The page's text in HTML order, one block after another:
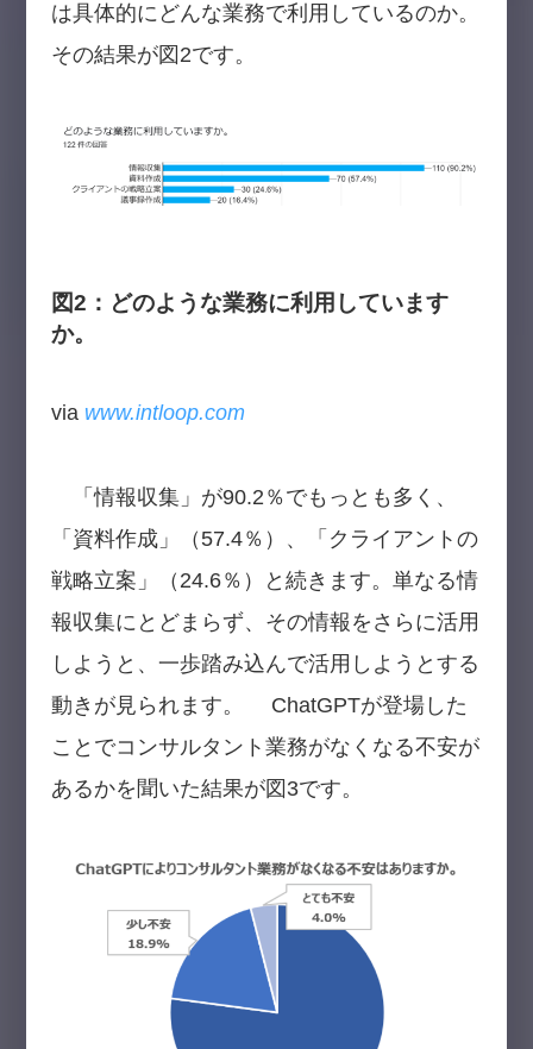
は具体的にどんな業務で利用しているのか。
その結果が図2です。
図2：どのような業務に利用しています
か。
via www.intloop.com
「情報収集」が90.2％でもっとも多く、
「資料作成」（57.4％）、「クライアントの
戦略立案」（24.6％）と続きます。単なる情
報収集にとどまらず、その情報をさらに活用
しようと、一歩踏み込んで活用しようとする
動きが見られます。 ChatGPTが登場した
ことでコンサルタント業務がなくなる不安が
あるかを聞いた結果が図3です。